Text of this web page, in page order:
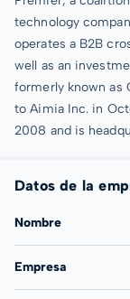
technology
operates a B2B
well as an
formerly known as
to Aimia Inc. in
2008 and is
Datos de la
Nombre
Empresa